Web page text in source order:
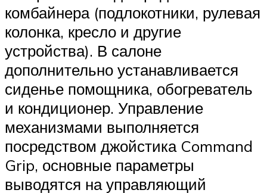
комбайнера (подлокотники, рулевая
колонка, кресло и другие
устройства). В салоне
дополнительно устанавливается
сиденье помощника, обогреватель
и кондиционер. Управление
механизмами выполняется
посредством джойстика Command
Grip, основные параметры
выводятся на управляющий